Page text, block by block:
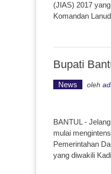
(JIAS) 2017
Komandan
Bupati
News oleh
BANTUL -
mulai
Pemerintahan
yang diwakili